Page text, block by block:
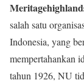
salah satu
Indonesia, yang
mempertahankan
tahun 1926, NU